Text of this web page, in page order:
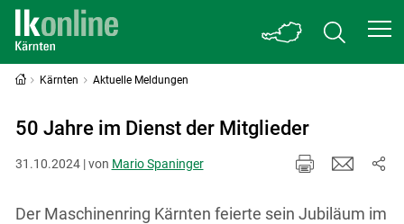
Kärnten Aktuelle Meldungen
50 Jahre im Dienst der Mitglieder
31.10.2024 | von Mario Spaninger
Der Maschinenring Kärnten feierte sein Jubiläum im